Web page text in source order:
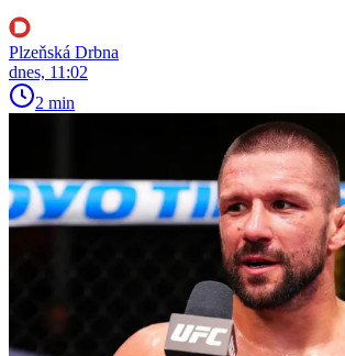
Plzeňská Drbna
dnes, 11:02
2 min